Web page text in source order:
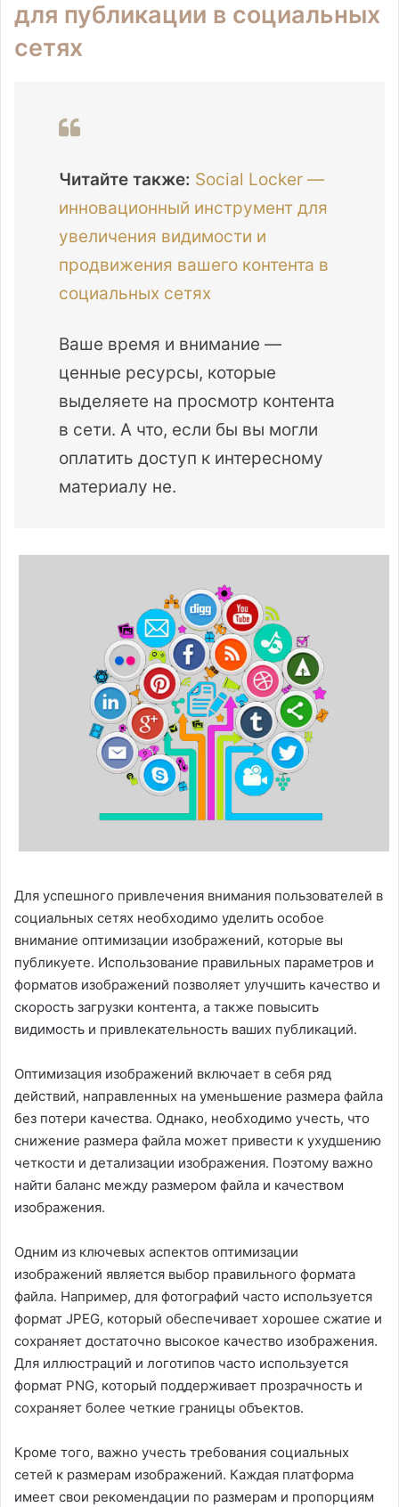
для публикации в социальных
сетях
Читайте также: Social Locker —
инновационный инструмент для
увеличения видимости и
продвижения вашего контента в
социальных сетях
Ваше время и внимание —
ценные ресурсы, которые
выделяете на просмотр контента
в сети. А что, если бы вы могли
оплатить доступ к интересному
материалу не.
Для успешного привлечения внимания пользователей в
социальных сетях необходимо уделить особое
внимание оптимизации изображений, которые вы
публикуете. Использование правильных параметров и
форматов изображений позволяет улучшить качество и
скорость загрузки контента, а также повысить
видимость и привлекательность ваших публикаций.
Оптимизация изображений включает в себя ряд
действий, направленных на уменьшение размера файла
без потери качества. Однако, необходимо учесть, что
снижение размера файла может привести к ухудшению
четкости и детализации изображения. Поэтому важно
найти баланс между размером файла и качеством
изображения.
Одним из ключевых аспектов оптимизации
изображений является выбор правильного формата
файла. Например, для фотографий часто используется
формат JPEG, который обеспечивает хорошее сжатие и
сохраняет достаточно высокое качество изображения.
Для иллюстраций и логотипов часто используется
формат PNG, который поддерживает прозрачность и
сохраняет более четкие границы объектов.
Кроме того, важно учесть требования социальных
сетей к размерам изображений. Каждая платформа
имеет свои рекомендации по размерам и пропорциям